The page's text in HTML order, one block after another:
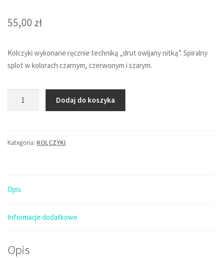
55,00 zł
Kolczyki wykonane ręcznie techniką „drut owijany nitką”. Spiralny
splot w kolorach czarnym, czerwonym i szarym.
-
Dodaj do koszyka
Kategoria: KOLCZYKI
Opis
Informacje dodatkowe
Opis